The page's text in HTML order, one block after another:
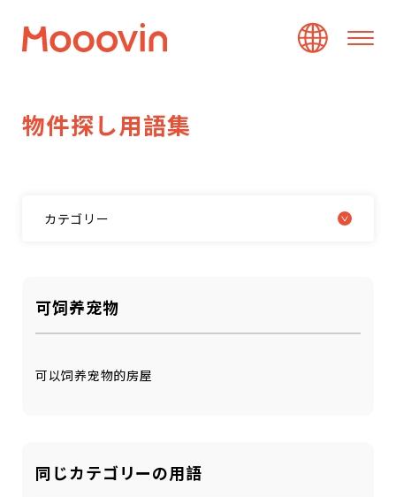
物件探し用語集
カテゴリー
可饲养宠物
可以饲养宠物的房屋
同じカテゴリーの用語